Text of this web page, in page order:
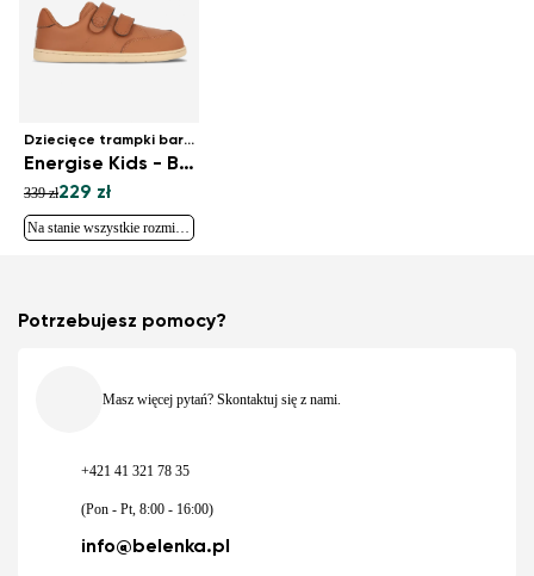
Dziecięce trampki barefoot
Energise Kids - Brown
339 zł229 zł
Na stanie wszystkie rozmiary
Potrzebujesz pomocy?
Masz więcej pytań? Skontaktuj się z nami.
+421 41 321 78 35
(Pon - Pt, 8:00 - 16:00)
info@belenka.pl